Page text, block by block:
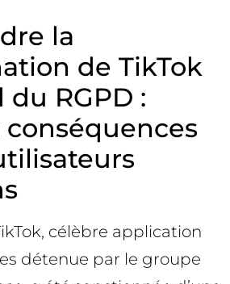
la
de TikTok
RGPD :
célèbre application
détenue par le groupe